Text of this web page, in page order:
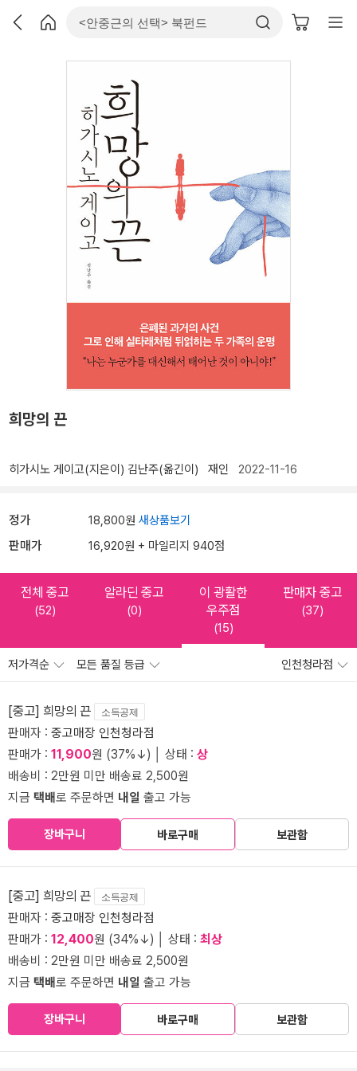
희망의 끈
히가시노 게이고(지은이) 김난주(옮긴이) 재인 2022-11-16
정가 18,800원 새상품보기
판매가 16,920원 + 마일리지 940점
전체 중고
(52)
알라딘 중고
(0)
이 광활한
우주점
(15)
판매자 중고
(37)
저가격순 모든 품질 등급 인천청라점
[중고] 희망의 끈 소득공제
판매자 : 중고매장 인천청라점
판매가 : 11,900원 (37%↓) │ 상태 : 상
배송비 : 2만원 미만 배송료 2,500원
지금 택배로 주문하면 내일 출고 가능
장바구니 바로구매 보관함
[중고] 희망의 끈 소득공제
판매자 : 중고매장 인천청라점
판매가 : 12,400원 (34%↓) │ 상태 : 최상
배송비 : 2만원 미만 배송료 2,500원
지금 택배로 주문하면 내일 출고 가능
장바구니 바로구매 보관함